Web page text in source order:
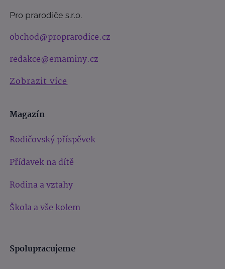
Pro prarodiče s.r.o.
obchod@proprarodice.cz
redakce@emaminy.cz
Zobrazit více
Magazín
Rodičovský příspěvek
Přídavek na dítě
Rodina a vztahy
Škola a vše kolem
Spolupracujeme